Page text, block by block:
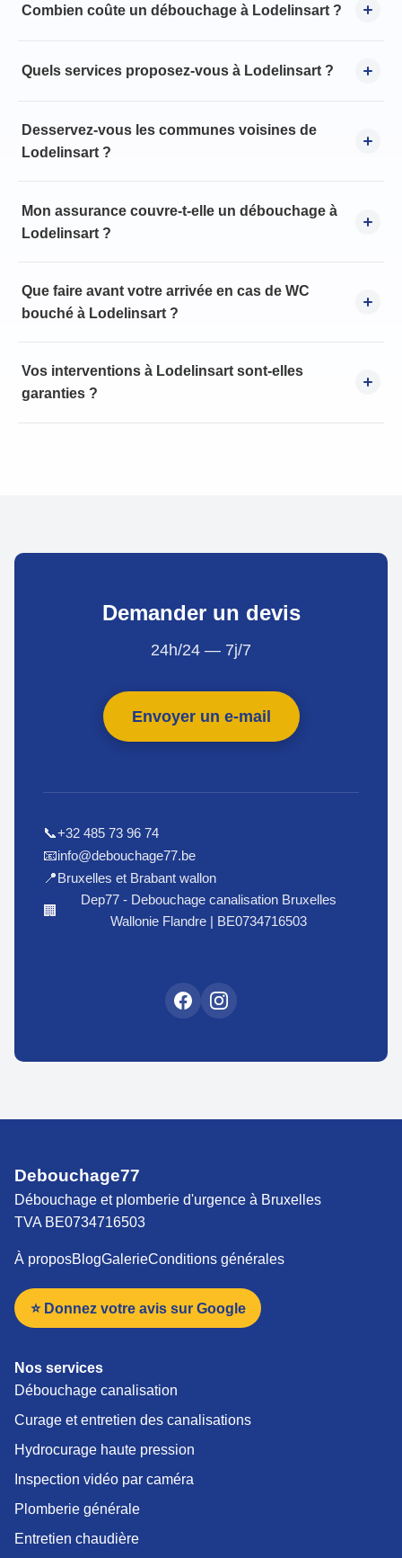
Combien coûte un débouchage à Lodelinsart ?
Quels services proposez-vous à Lodelinsart ?
Desservez-vous les communes voisines de
Lodelinsart ?
Mon assurance couvre-t-elle un débouchage à
Lodelinsart ?
Que faire avant votre arrivée en cas de WC
bouché à Lodelinsart ?
Vos interventions à Lodelinsart sont-elles
garanties ?
Demander un devis
24h/24 — 7j/7
Envoyer un e-mail
📞+32 485 73 96 74
📧info@debouchage77.be
📍Bruxelles et Brabant wallon
🏢
Dep77 - Debouchage canalisation Bruxelles
Wallonie Flandre | BE0734716503
Debouchage77
Débouchage et plomberie d'urgence à Bruxelles
TVA BE0734716503
À proposBlogGalerieConditions générales
⭐ Donnez votre avis sur Google
Nos services
Débouchage canalisation
Curage et entretien des canalisations
Hydrocurage haute pression
Inspection vidéo par caméra
Plomberie générale
Entretien chaudière